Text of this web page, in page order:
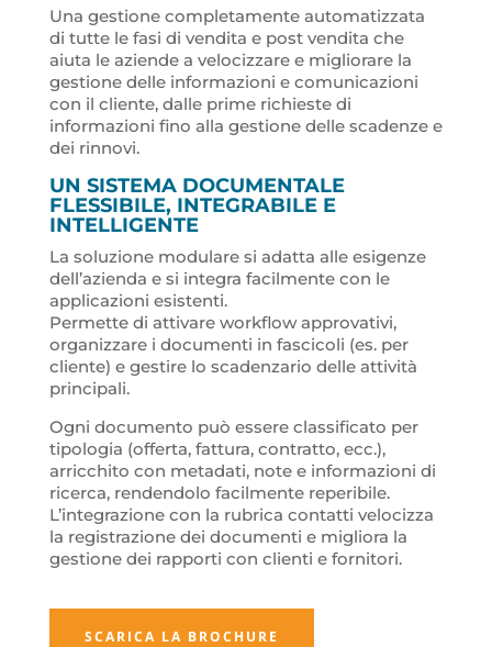
Una gestione completamente automatizzata
di tutte le fasi di vendita e post vendita che
aiuta le aziende a velocizzare e migliorare la
gestione delle informazioni e comunicazioni
con il cliente, dalle prime richieste di
informazioni ﬁno alla gestione delle scadenze e
dei rinnovi.
UN SISTEMA DOCUMENTALE
FLESSIBILE, INTEGRABILE E
INTELLIGENTE
La soluzione modulare si adatta alle esigenze
dell’azienda e si integra facilmente con le
applicazioni esistenti.
Permette di attivare workflow approvativi,
organizzare i documenti in fascicoli (es. per
cliente) e gestire lo scadenzario delle attività
principali.
Ogni documento può essere classificato per
tipologia (offerta, fattura, contratto, ecc.),
arricchito con metadati, note e informazioni di
ricerca, rendendolo facilmente reperibile.
L’integrazione con la rubrica contatti velocizza
la registrazione dei documenti e migliora la
gestione dei rapporti con clienti e fornitori.
SCARICA LA BROCHURE